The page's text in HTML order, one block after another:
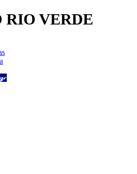
RIO VERDE